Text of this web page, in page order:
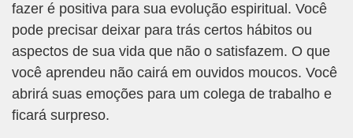
fazer é positiva para sua evolução espiritual. Você
pode precisar deixar para trás certos hábitos ou
aspectos de sua vida que não o satisfazem. O que
você aprendeu não cairá em ouvidos moucos. Você
abrirá suas emoções para um colega de trabalho e
ficará surpreso.